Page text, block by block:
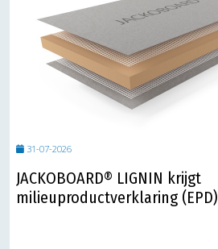
31-07-2026
JACKOBOARD® LIGNIN krijgt
milieuproductverklaring (EPD)